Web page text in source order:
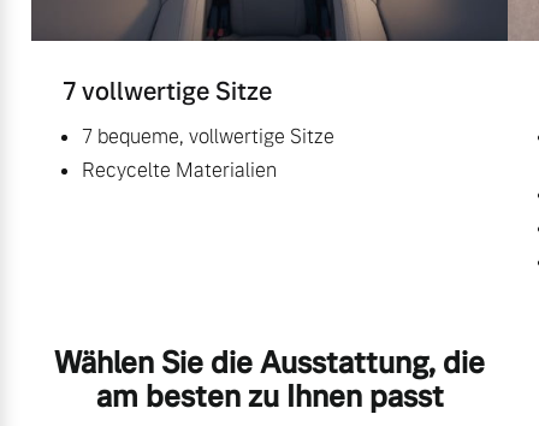
7 vollwertige Sitze
7 bequeme, vollwertige Sitze
Recycelte Materialien
Wählen Sie die Ausstattung, die
am besten zu Ihnen passt